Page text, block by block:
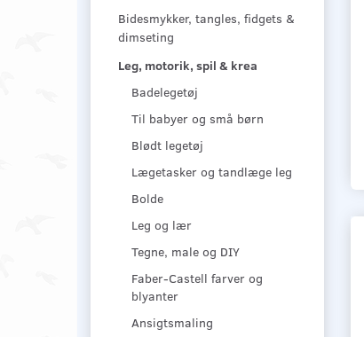
Bidesmykker, tangles, fidgets &
dimseting
Leg, motorik, spil & krea
Badelegetøj
Til babyer og små børn
Blødt legetøj
Lægetasker og tandlæge leg
Bolde
Leg og lær
Tegne, male og DIY
Faber-Castell farver og
blyanter
Ansigtsmaling